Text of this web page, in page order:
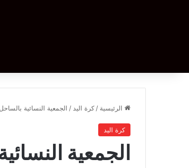
الرئيسية / كرة اليد / الجمعية النسائية
كرة اليد
الجمعية